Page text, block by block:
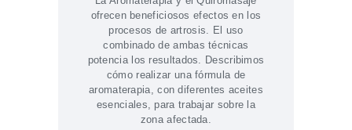
ofrecen beneficiosos efectos en los
procesos de artrosis. El uso
combinado de ambas técnicas
potencia los resultados. Describimos
cómo realizar una fórmula de
aromaterapia, con diferentes aceites
esenciales, para trabajar sobre la
zona afectada.